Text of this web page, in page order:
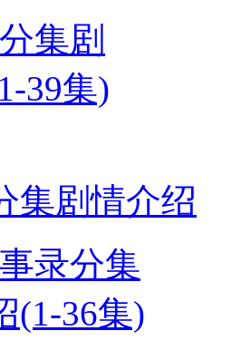
集剧情介绍